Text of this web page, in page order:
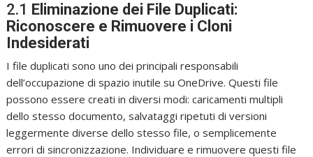
2.1 Eliminazione dei File Duplicati:
Riconoscere e Rimuovere i Cloni
Indesiderati
I file duplicati sono uno dei principali responsabili
dell’occupazione di spazio inutile su OneDrive. Questi file
possono essere creati in diversi modi: caricamenti multipli
dello stesso documento, salvataggi ripetuti di versioni
leggermente diverse dello stesso file, o semplicemente
errori di sincronizzazione. Individuare e rimuovere questi file